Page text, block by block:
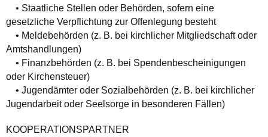
• Staatliche Stellen oder Behörden, sofern eine
gesetzliche Verpflichtung zur Offenlegung besteht
• Meldebehörden (z. B. bei kirchlicher Mitgliedschaft oder
Amtshandlungen)
• Finanzbehörden (z. B. bei Spendenbescheinigungen
oder Kirchensteuer)
• Jugendämter oder Sozialbehörden (z. B. bei kirchlicher
Jugendarbeit oder Seelsorge in besonderen Fällen)
KOOPERATIONSPARTNER